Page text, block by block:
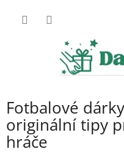
Fotbalové
originální tipy
hráče